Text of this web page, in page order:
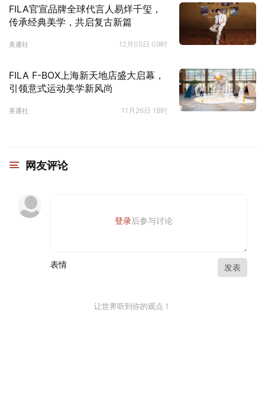
FILA官宣品牌全球代言人易烊千玺，
传承经典美学，共启复古新篇
美通社 12月05日 09时
FILA F-BOX上海新天地店盛大启幕，
引领意式运动美学新风尚
美通社 11月26日 18时
网友评论
登录后参与讨论
表情 发表
让世界听到你的观点！